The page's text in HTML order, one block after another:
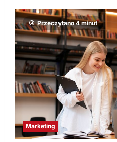
Przeczytano 4 minut
Marketing